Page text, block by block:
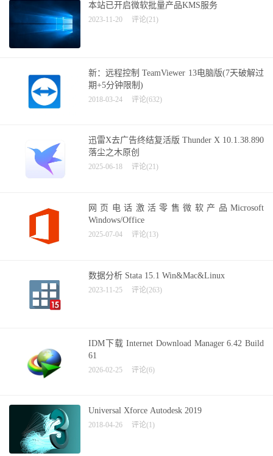
本站已开启微软批量产品KMS服务
2023-11-20 评论(21)
新：远程控制 TeamViewer 13电脑版(7天破解过
期+5分钟限制)
2018-03-24 评论(632)
迅雷X去广告终结复活版 Thunder X 10.1.38.890
落尘之木原创
2025-06-18 评论(21)
网页电话激活零售微软产品Microsoft
Windows/Office
2025-07-04 评论(13)
数据分析 Stata 15.1 Win&Mac&Linux
2023-11-25 评论(263)
IDM下载 Internet Download Manager 6.42 Build
61
2026-02-25 评论(6)
Universal Xforce Autodesk 2019
2018-04-26 评论(1)